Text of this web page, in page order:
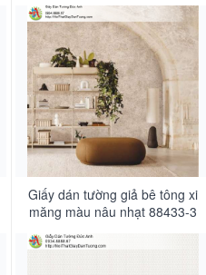
Giấy dán tường giả bê tông xi
măng màu nâu nhạt 88433-3